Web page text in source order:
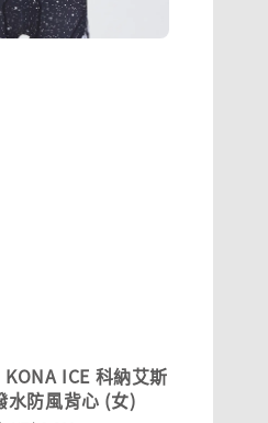
KONA ICE 科納艾斯
水防風背心 (女)